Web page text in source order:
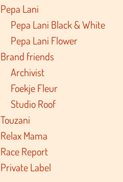
Pepa Lani
Pepa Lani Black & White
Pepa Lani Flower
Brand friends
Archivist
Foekje Fleur
Studio Roof
Touzani
Relax Mama
Race Report
Private Label